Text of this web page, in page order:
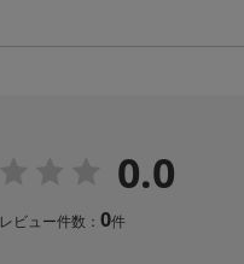
0.0
レビュー件数： 0件